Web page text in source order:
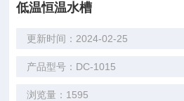
低温恒温水槽
更新时间：2024-02-25
产品型号：DC-1015
浏览量：1595